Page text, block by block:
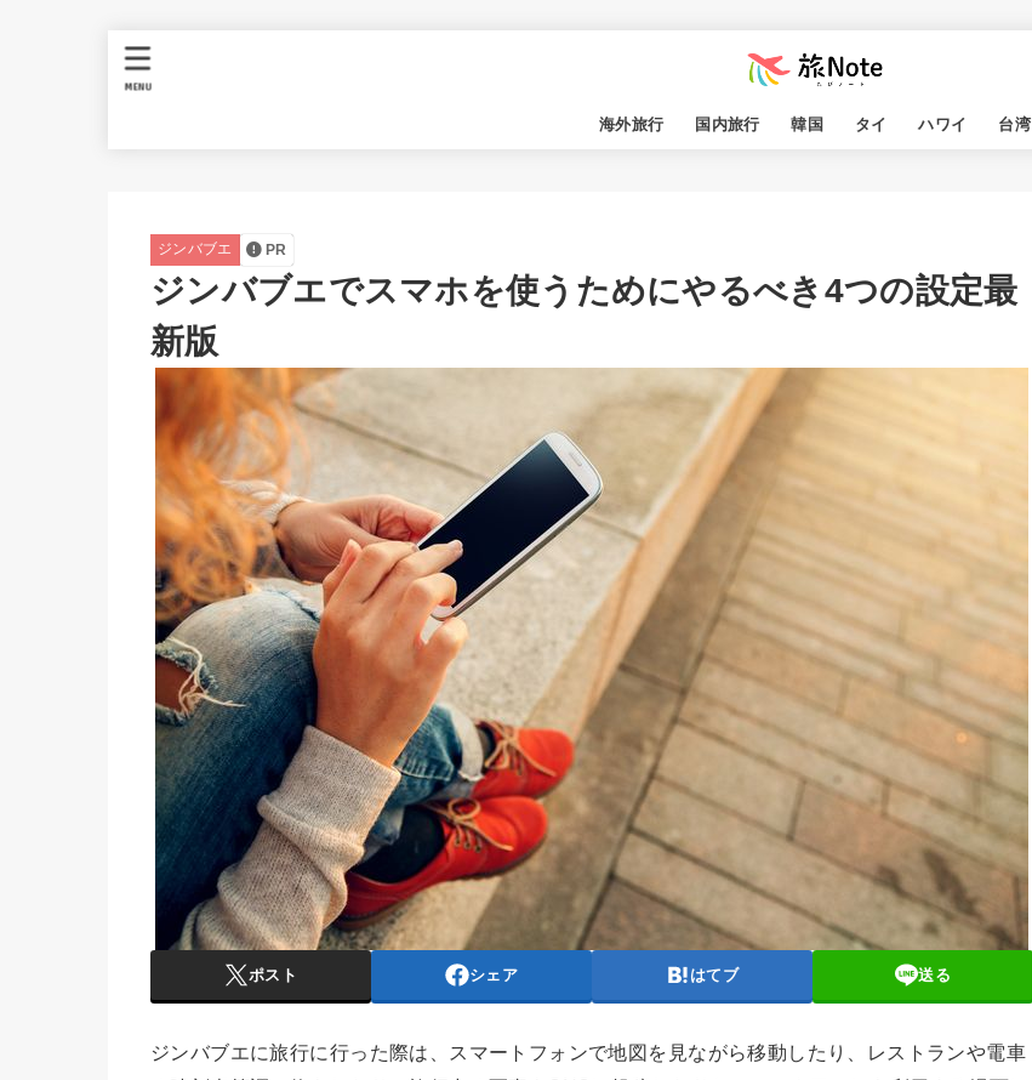
海外旅行 国内旅行 韓国 タイ ハワイ 台湾
MENU
ジンバブエ PR
ジンバブエでスマホを使うためにやるべき4つの設定最
新版
ポスト シェア はてブ 送る
ジンバブエに旅行に行った際は、スマートフォンで地図を見ながら移動したり、レストランや電車